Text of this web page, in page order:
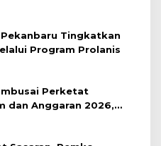
Tingkatkan
Program Prolanis
Perketat
dan Anggaran 2026,